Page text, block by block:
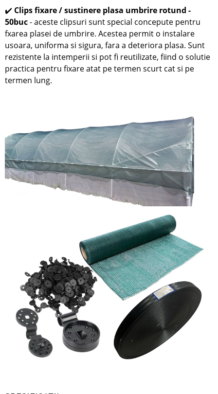
✔️ Clips fixare / sustinere plasa umbrire rotund -
50buc- aceste clipsuri sunt special concepute pentru
fxarea plasei de umbrire. Acestea permit o instalare
usoara, uniforma si sigura, fara a deteriora plasa. Sunt
rezistente la intemperii si pot fi reutilizate, fiind o solutie
practica pentru fixare atat pe termen scurt cat si pe
termen lung.